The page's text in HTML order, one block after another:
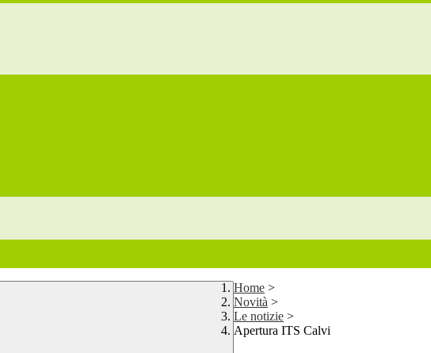
Home >
Novità >
Le notizie >
Apertura ITS Calvi